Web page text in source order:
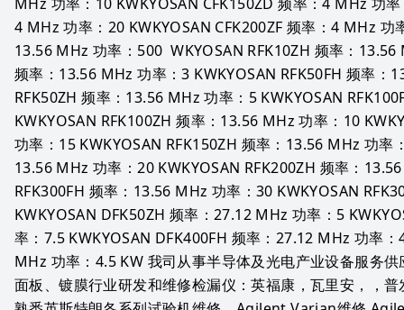
4 MHz 功率：20 KWKYOSAN CFK200ZF 频率：4 MHz 功
13.56 MHz 功率：500  WKYOSAN RFK10ZH 频率：
频率：13.56 MHz 功率：3 KWKYOSAN RFK50FH 频率：
RFK50ZH 频率：13.56 MHz 功率：5 KWKYOSAN
KWKYOSAN RFK100ZH 频率：13.56 MHz 功率：10
功率：15 KWKYOSAN RFK150ZH 频率：13.56 MHz 功率
13.56 MHz 功率：20 KWKYOSAN RFK200ZH 频率：
RFK300FH 频率：13.56 MHz 功率：30 KWKYOSAN
KWKYOSAN DFK50ZH 频率：27.12 MHz 功率：5
率：7.5 KWKYOSAN DFK400FH 频率：27.12 MHz 功率
MHz 功率：4.5 KW 我司从事半导体及光电产业设备服务
面板、镀膜行业研发和维修检漏仪：英福康，瓦里安，，